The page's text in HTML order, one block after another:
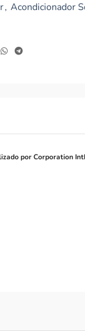
, Acondicionador
por Corporation